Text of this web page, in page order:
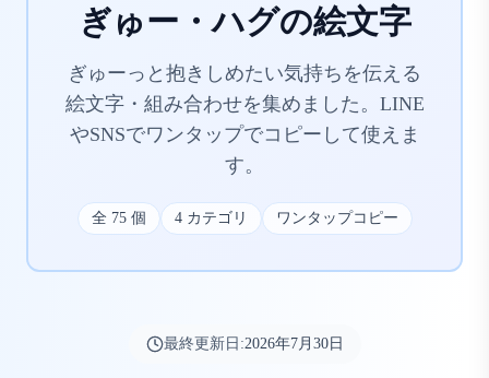
ぎゅー・ハグの絵文字
ぎゅーっと抱きしめたい気持ちを伝える
絵文字・組み合わせを集めました。LINE
やSNSでワンタップでコピーして使えま
す。
全 75個 4カテゴリ ワンタップコピー
最終更新日:2026年7月30日